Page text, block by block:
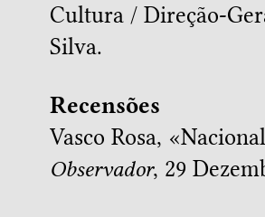
Cultura / Direção-
Silva.
Recensões
Vasco Rosa, «
Observador, 29